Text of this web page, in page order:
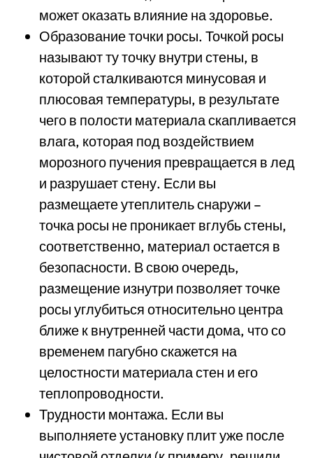
может оказать влияние на здоровье.
Образование точки росы. Точкой росы
называют ту точку внутри стены, в
которой сталкиваются минусовая и
плюсовая температуры, в результате
чего в полости материала скапливается
влага, которая под воздействием
морозного пучения превращается в лед
и разрушает стену. Если вы
размещаете утеплитель снаружи –
точка росы не проникает вглубь стены,
соответственно, материал остается в
безопасности. В свою очередь,
размещение изнутри позволяет точке
росы углубиться относительно центра
ближе к внутренней части дома, что со
временем пагубно скажется на
целостности материала стен и его
теплопроводности.
Трудности монтажа. Если вы
выполняете установку плит уже после